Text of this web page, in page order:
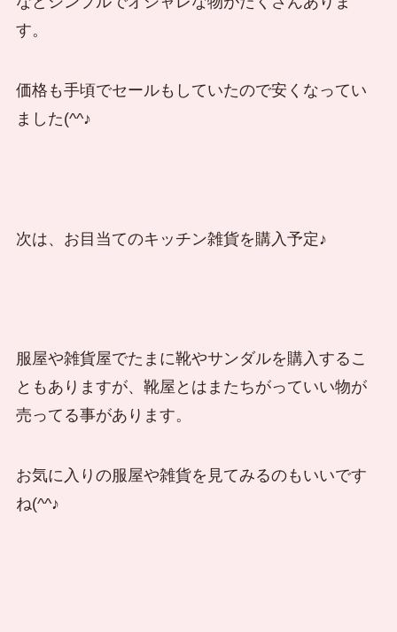
す。
価格も手頃でセールもしていたので安くなってい
ました(^^♪
次は、お目当てのキッチン雑貨を購入予定♪
服屋や雑貨屋でたまに靴やサンダルを購入するこ
ともありますが、靴屋とはまたちがっていい物が
売ってる事があります。
お気に入りの服屋や雑貨を見てみるのもいいです
ね(^^♪